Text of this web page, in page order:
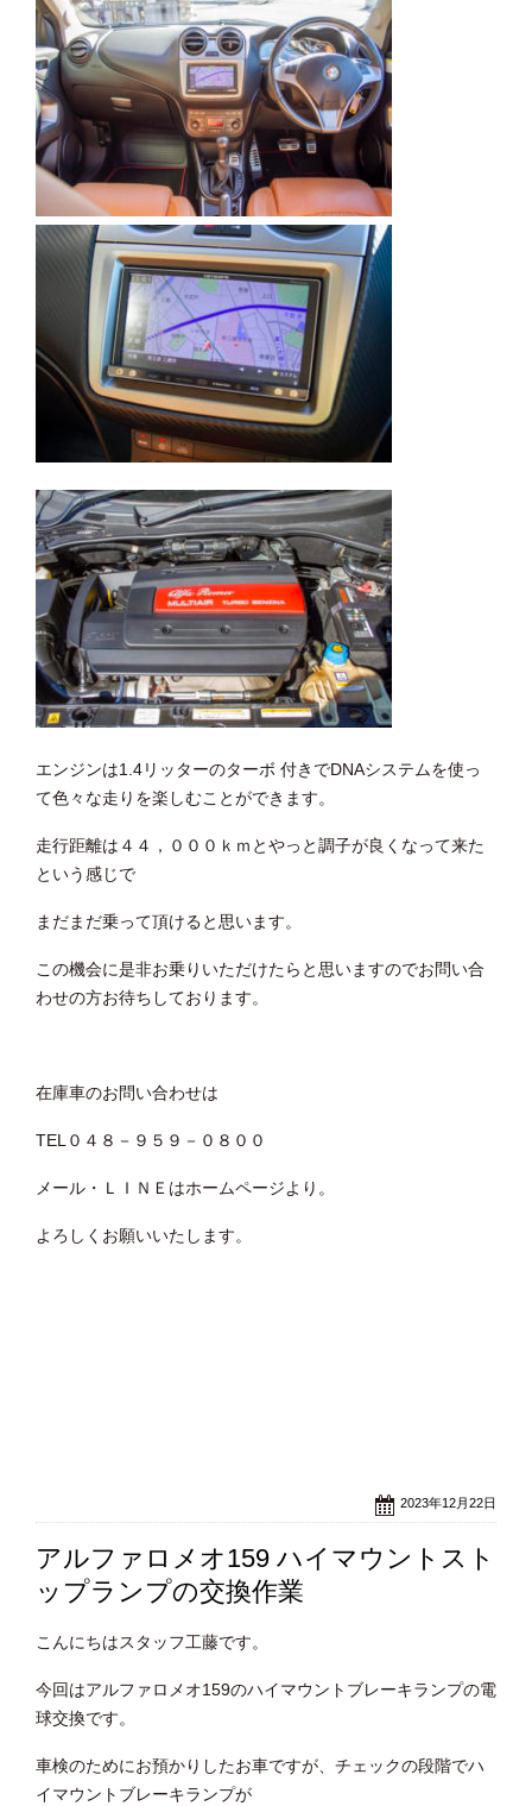
エンジンは1.4リッターのターボ 付きでDNAシステムを使っ
て色々な走りを楽しむことができます。
走行距離は４４，０００ｋｍとやっと調子が良くなって来た
という感じで
まだまだ乗って頂けると思います。
この機会に是非お乗りいただけたらと思いますのでお問い合
わせの方お待ちしております。
在庫車のお問い合わせは
TEL０４８－９５９－０８００
メール・ＬＩＮＥはホームページより。
よろしくお願いいたします。
2023年12月22日
アルファロメオ159 ハイマウントスト
ップランプの交換作業
こんにちはスタッフ工藤です。
今回はアルファロメオ159のハイマウントブレーキランプの電
球交換です。
車検のためにお預かりしたお車ですが、チェックの段階でハ
イマウントブレーキランプが